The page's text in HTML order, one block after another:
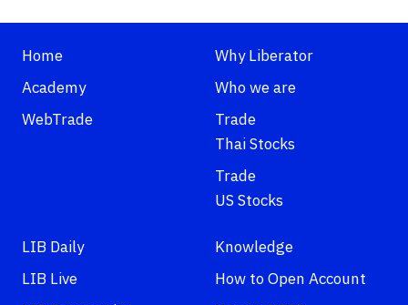
Home
Academy
WebTrade
Why Liberator
Who we are
Trade
Thai Stocks
Trade
US Stocks
LIB Daily
LIB Live
Knowledge
How to Open Account